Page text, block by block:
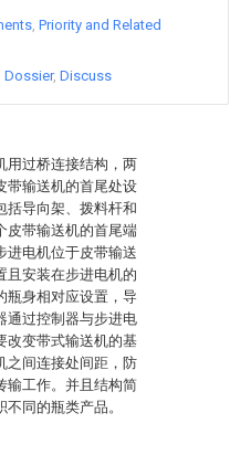
用过桥连接结构，两
带输送机的首尾处设
括导向架、拨料杆和
皮带输送机的首尾端
进电机位于皮带输送
且安装在步进电机的
瓶身相对应设置，导
通过控制器与步进电
改变带式输送机的基
之间连接处间距，防
输工作。并且结构简
同的瓶类产品。
Priority and Related
Dossier Discuss